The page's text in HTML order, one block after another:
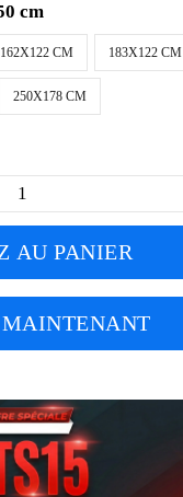
cm
162X122 CM 183X122 CM
250X178 CM
AU PANIER